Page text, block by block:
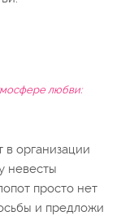
любви:
организации
невесты
просто нет
и предложи